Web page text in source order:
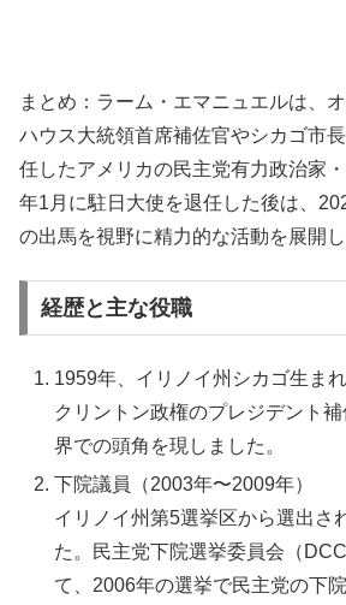
まとめ：ラーム・エマニュエルは、
ハウス大統領首席補佐官やシカゴ市
任したアメリカの民主党有力政治家
年1月に駐日大使を退任した後は、
の出馬を視野に精力的な活動を展開し
経歴と主な役職
1959年、イリノイ州シカゴ生まれ
クリントン政権のプレジデント
界での頭角を現しました。
下院議員（2003年〜2009年）
イリノイ州第5選挙区から選出さ
た。民主党下院選挙委員会（
て、2006年の選挙で民主党の下